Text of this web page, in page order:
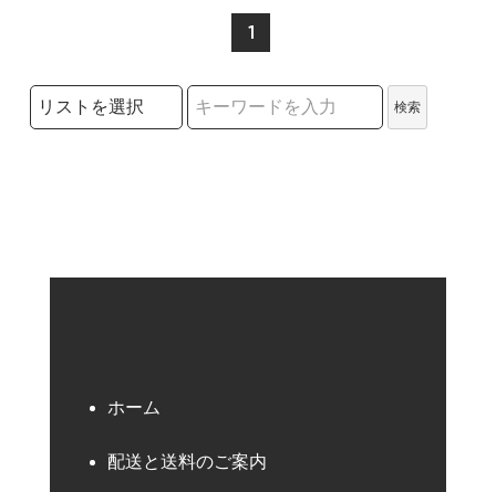
1
検索リストの選択
検索
ホーム
配送と送料のご案内